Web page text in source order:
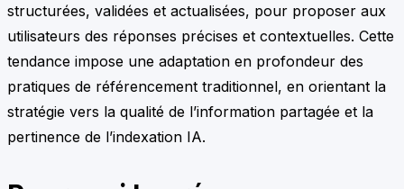
structurées, validées et actualisées, pour proposer aux
utilisateurs des réponses précises et contextuelles. Cette
tendance impose une adaptation en profondeur des
pratiques de référencement traditionnel, en orientant la
stratégie vers la qualité de l’information partagée et la
pertinence de l’indexation IA.